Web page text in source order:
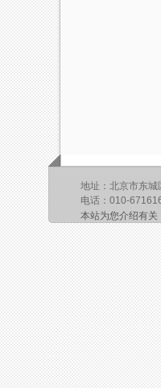
地址：北京市东
电话：010-
本站为您介绍有